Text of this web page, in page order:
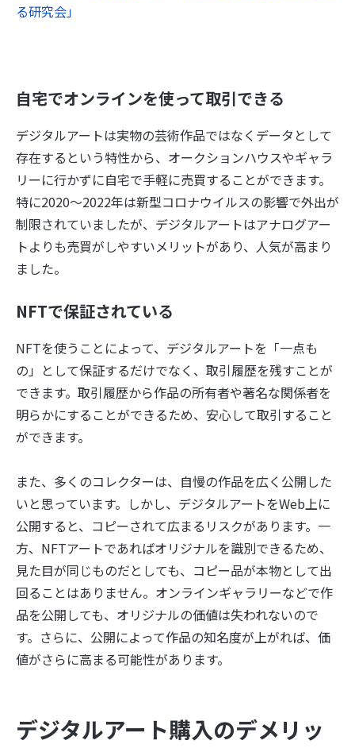
る研究会」
自宅でオンラインを使って取引できる
デジタルアートは実物の芸術作品ではなくデータとして
存在するという特性から、オークションハウスやギャラ
リーに行かずに自宅で手軽に売買することができます。
特に2020～2022年は新型コロナウイルスの影響で外出が
制限されていましたが、デジタルアートはアナログアー
トよりも売買がしやすいメリットがあり、人気が高まり
ました。
NFTで保証されている
NFTを使うことによって、デジタルアートを「一点も
の」として保証するだけでなく、取引履歴を残すことが
できます。取引履歴から作品の所有者や著名な関係者を
明らかにすることができるため、安心して取引すること
ができます。
また、多くのコレクターは、自慢の作品を広く公開した
いと思っています。しかし、デジタルアートをWeb上に
公開すると、コピーされて広まるリスクがあります。一
方、NFTアートであればオリジナルを識別できるため、
見た目が同じものだとしても、コピー品が本物として出
回ることはありません。オンラインギャラリーなどで作
品を公開しても、オリジナルの価値は失われないので
す。さらに、公開によって作品の知名度が上がれば、価
値がさらに高まる可能性があります。
デジタルアート購入のデメリッ